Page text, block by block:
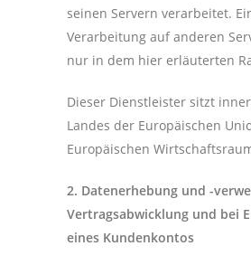
seinen Servern verarbeitet.
Verarbeitung auf anderen
nur in dem hier erläuterten
Dieser Dienstleister sitzt
Landes der Europäischen
Europäischen
2. Datenerhebung und -
Vertragsabwicklung und bei
eines Kundenkontos